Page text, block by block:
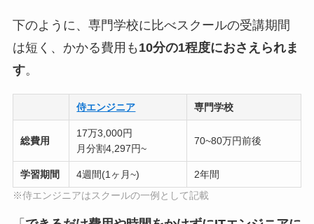
下のように、専門学校に比べスクールの受講期間
は短く、かかる費用も 10分の1程度におさえられま
す。
侍エンジニア 専門学校
総費用
17万3,000円
月分割4,297円~
70~80万円前後
学習期間 4週間(1ヶ月~)
2年間
※侍エンジニアはスクールの一例として記載